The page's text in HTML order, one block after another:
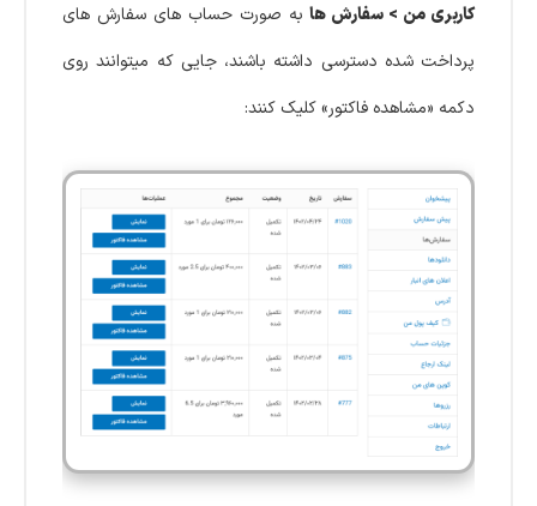
کاربری من > سفارش هابه صورت حساب های سفارش های
پرداخت شده دسترسی داشته باشند، جایی که میتوانند روی
دکمه «مشاهده فاکتور» کلیک کنند: